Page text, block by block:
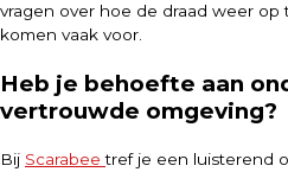
vragen over hoe de draad weer
komen vaak voor.
Heb je behoefte aan
vertrouwde omgeving?
Bij Scarabeetref je een luisterend